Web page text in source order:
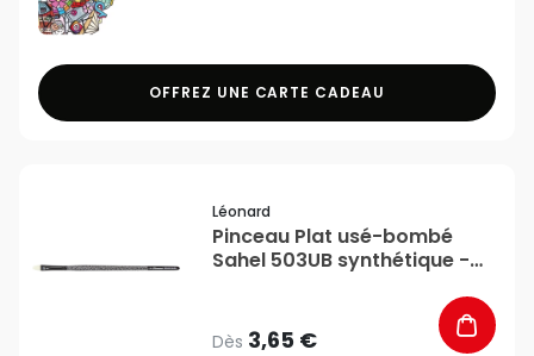
OFFREZ UNE CARTE CADEAU
Léonard
Pinceau Plat usé-bombé
Sahel 503UB synthétique -
Dès 3,65 €